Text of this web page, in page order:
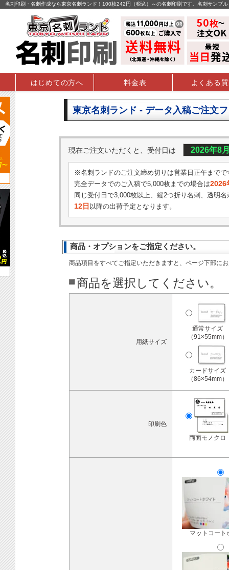
名刺印刷・名刺作成なら東京名刺ランド！100枚242円（税込）～の名刺印刷です。名刺サンプ
はじめての方へ 料金表 よくある
東京名刺ランド - データ入稿ご注文
現在ご注文いただくと、受付日は 2026年8
※名刺ランドのご注文締め切りは営業日正午までで
完全データでのご入稿で5,000枚までの場合は2026
同じ受付日で3,000枚以上、縦2つ折り名刺、透明名
12日 以降の出荷予定となります。
商品・オプションをご指定ください。
商品項目をすべてご指定いただきますと、ページ下部に
商品を選択してください。
用紙サイズ
通常サイズ
（91×55mm）
カードサイズ
（86×54mm）
印刷色
両面モノクロ
マットコート